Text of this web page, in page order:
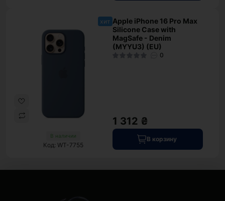
хит
В наличии
Код: WT-7755
Apple iPhone 16 Pro Max
Silicone Case with
MagSafe - Denim
(MYYU3) (EU)
0
1 312 ₴
В корзину